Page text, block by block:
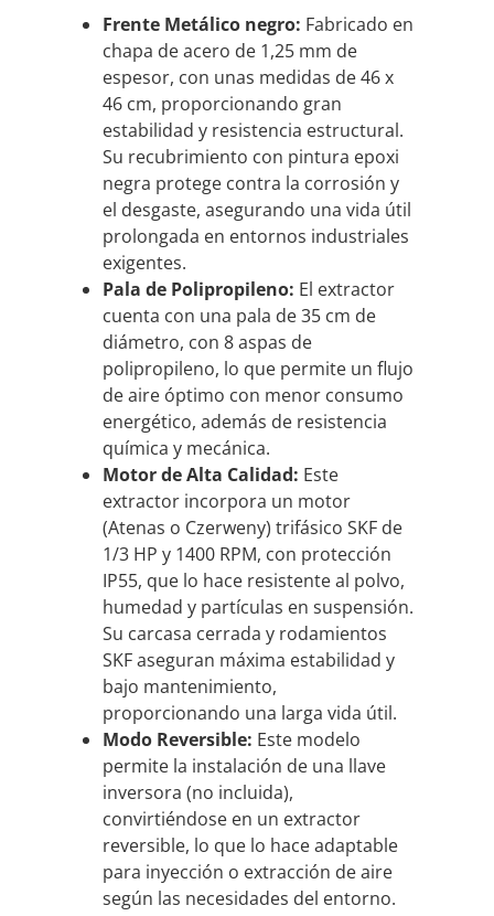
Frente Metálico negro: Fabricado en
chapa de acero de 1,25 mm de
espesor, con unas medidas de 46 x
46 cm, proporcionando gran
estabilidad y resistencia estructural.
Su recubrimiento con pintura epoxi
negra protege contra la corrosión y
el desgaste, asegurando una vida útil
prolongada en entornos industriales
exigentes.
Pala de Polipropileno: El extractor
cuenta con una pala de 35 cm de
diámetro, con 8 aspas de
polipropileno, lo que permite un flujo
de aire óptimo con menor consumo
energético, además de resistencia
química y mecánica.
Motor de Alta Calidad: Este
extractor incorpora un motor
(Atenas o Czerweny) trifásico SKF de
1/3 HP y 1400 RPM, con protección
IP55, que lo hace resistente al polvo,
humedad y partículas en suspensión.
Su carcasa cerrada y rodamientos
SKF aseguran máxima estabilidad y
bajo mantenimiento,
proporcionando una larga vida útil.
Modo Reversible: Este modelo
permite la instalación de una llave
inversora (no incluida),
convirtiéndose en un extractor
reversible, lo que lo hace adaptable
para inyección o extracción de aire
según las necesidades del entorno.